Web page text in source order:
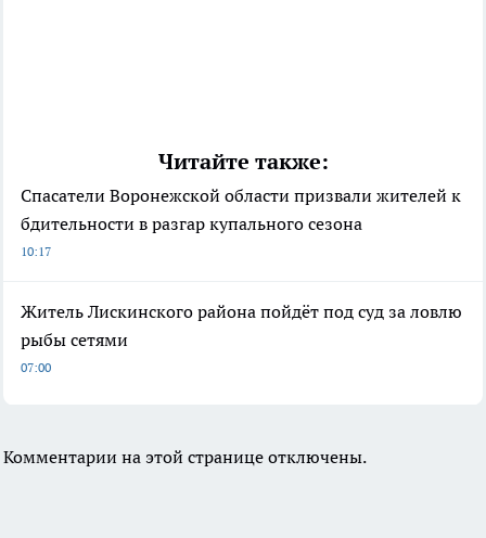
Читайте также:
Спасатели Воронежской области призвали жителей к
бдительности в разгар купального сезона
10:17
Житель Лискинского района пойдёт под суд за ловлю
рыбы сетями
07:00
Комментарии на этой странице отключены.